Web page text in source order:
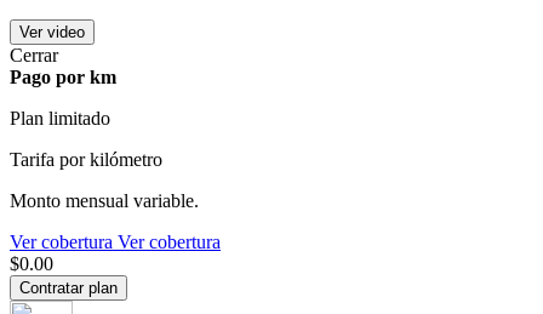
Ver video
Cerrar
Pago por km
Plan limitado
Tarifa por kilómetro
Monto mensual variable.
Ver cobertura Ver cobertura
$0.00
Contratar plan